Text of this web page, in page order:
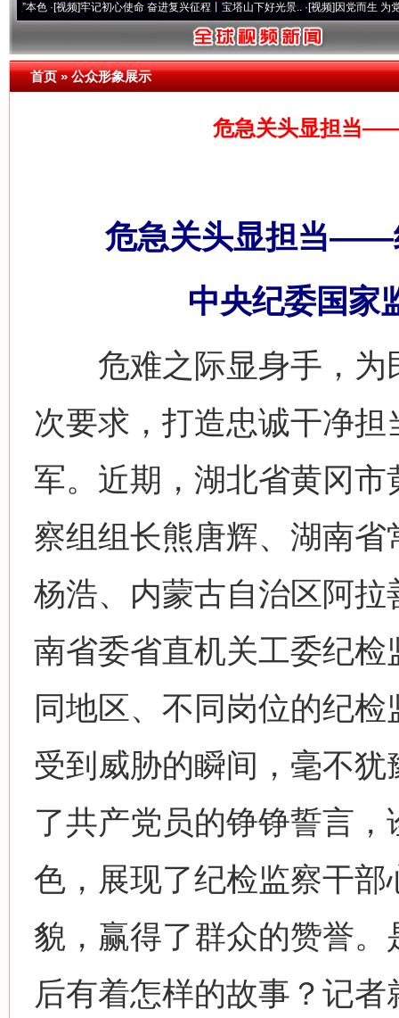
牢记初心使命 奋进复兴征程丨宝塔山下好光景..·[视频]因党而生 为党而战——百年
首页»公众形象展示
危急关头显担当
危急关头显担当——
中央纪委国家
危难之际显身手，为
次要求，打造忠诚干净
军。近期，湖北省黄冈
察组组长熊唐辉、湖南
杨浩、内蒙古自治区阿
南省委省直机关工委纪
同地区、不同岗位的纪
受到威胁的瞬间，毫不
了共产党员的铮铮誓言
色，展现了纪检监察干
貌，赢得了群众的赞誉
后有着怎样的故事？记